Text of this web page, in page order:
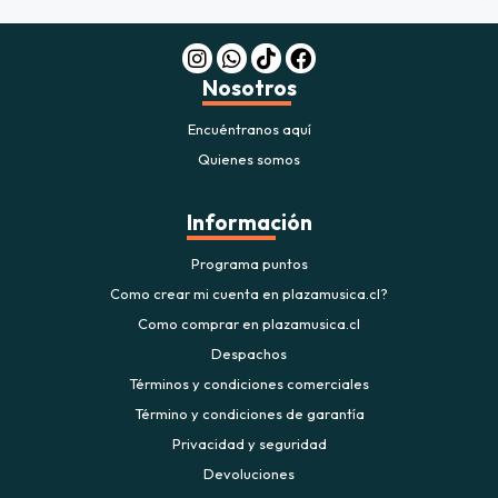
Nosotros
Encuéntranos aquí
Quienes somos
Información
Programa puntos
Como crear mi cuenta en plazamusica.cl?
Como comprar en plazamusica.cl
Despachos
Términos y condiciones comerciales
Término y condiciones de garantía
Privacidad y seguridad
Devoluciones